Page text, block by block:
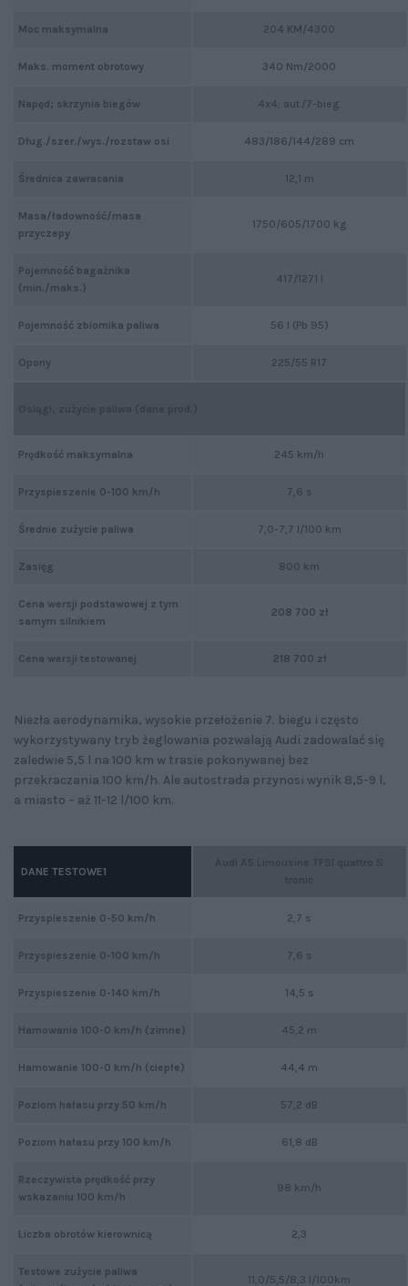
204 KM/4300
340 Nm/2000
4x4; aut./7-bieg.
483/186/144/289 cm
12,1 m
1750/605/1700 kg
417/1271 l
56 l (Pb 95)
225/55 R17
245 km/h
7,6 s
7,0-7,7 l/100 km
800 km
208 700 zł
218 700 zł
Moc maksymalna
Maks. moment obrotowy
Napęd; skrzynia biegów
Dług./szer./wys./rozstaw osi
Średnica zawracania
Masa/ładowność/masa
przyczepy
Pojemność bagażnika
(min./maks.)
Pojemność zbiornika paliwa
Opony
Prędkość maksymalna
Przyspieszenie 0-100 km/h
Średnie zużycie paliwa
Zasięg
Cena wersji podstawowej z tym
samym silnikiem
Cena wersji testowanej
Niezła aerodynamika, wysokie przełożenie 7. biegu i często
wykorzystywany tryb żeglowania pozwalają Audi zadowalać się
zaledwie 5,5 l na 100 km w trasie pokonywanej bez
przekraczania 100 km/h. Ale autostrada przynosi wynik 8,5-9 l,
a miasto – aż 11-12 l/100 km.
2,7 s
7,6 s
14,5 s
45,2 m
44,4 m
57,2 dB
61,8 dB
98 km/h
2,3
11,0/5,5/8,3 l/100km
DANE TESTOWE1
Przyspieszenie 0-50 km/h
Przyspieszenie 0-100 km/h
Przyspieszenie 0-140 km/h
Hamowanie 100-0 km/h (zimne)
Hamowanie 100-0 km/h (ciepłe)
Poziom hałasu przy 50 km/h
Poziom hałasu przy 100 km/h
Rzeczywista prędkość przy
wskazaniu 100 km/h
Liczba obrotów kierownicą
Testowe zużycie paliwa